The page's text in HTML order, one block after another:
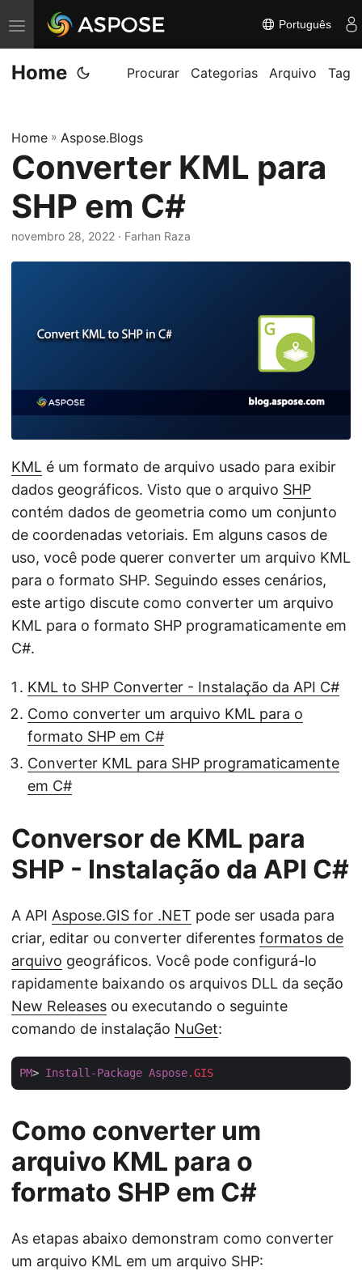
A
l
t
n
a
n
a
o
Português
Home Procurar Categorias Arquivo Tag
Home » Aspose.Blogs
Converter KML para
SHP em C#
novembro 28, 2022 · Farhan Raza
KML é um formato de arquivo usado para exibir
dados geográficos. Visto que o arquivo SHP
contém dados de geometria como um conjunto
de coordenadas vetoriais. Em alguns casos de
uso, você pode querer converter um arquivo KML
para o formato SHP. Seguindo esses cenários,
este artigo discute como converter um arquivo
KML para o formato SHP programaticamente em
C#.
KML to SHP Converter - Instalação da API C#
Como converter um arquivo KML para o
formato SHP em C#
Converter KML para SHP programaticamente
em C#
Conversor de KML para
SHP - Instalação da API C#
A API Aspose.GIS for .NET pode ser usada para
criar, editar ou converter diferentes formatos de
arquivo geográficos. Você pode configurá-lo
rapidamente baixando os arquivos DLL da seção
New Releases ou executando o seguinte
comando de instalação NuGet:
PM> Install-Package Aspose.GIS
Como converter um
arquivo KML para o
formato SHP em C#
As etapas abaixo demonstram como converter
um arquivo KML em um arquivo SHP: